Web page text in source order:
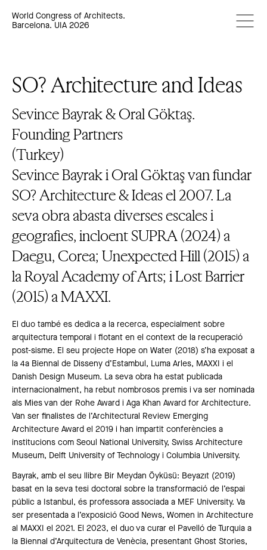
World Congress of Architects.
Barcelona. UIA 2026
SO? Architecture and Ideas
Sevince Bayrak & Oral Göktaş.
Founding Partners
(Turkey)
Sevince Bayrak i Oral Göktaş van fundar
SO? Architecture & Ideas el 2007. La
seva obra abasta diverses escales i
geografies, incloent SUPRA (2024) a
Daegu, Corea; Unexpected Hill (2015) a
la Royal Academy of Arts; i Lost Barrier
(2015) a MAXXI.
El duo també es dedica a la recerca, especialment sobre
arquitectura temporal i flotant en el context de la recuperació
post-sisme. El seu projecte Hope on Water (2018) s’ha exposat a
la 4a Biennal de Disseny d’Estambul, Luma Arles, MAXXI i el
Danish Design Museum. La seva obra ha estat publicada
internacionalment, ha rebut nombrosos premis i va ser nominada
als Mies van der Rohe Award i Aga Khan Award for Architecture.
Van ser finalistes de l’Architectural Review Emerging
Architecture Award el 2019 i han impartit conferències a
institucions com Seoul National University, Swiss Architecture
Museum, Delft University of Technology i Columbia University.
Bayrak, amb el seu llibre Bir Meydan Öyküsü: Beyazıt (2019)
basat en la seva tesi doctoral sobre la transformació de l’espai
públic a Istanbul, és professora associada a MEF University. Va
ser presentada a l’exposició Good News, Women in Architecture
al MAXXI el 2021. El 2023, el duo va curar el Pavelló de Turquia a
la Biennal d’Arquitectura de Venècia, presentant Ghost Stories,